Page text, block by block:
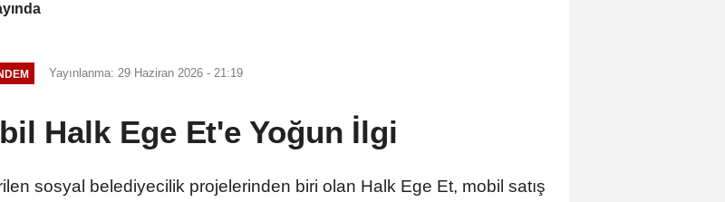
Yayınlanma: 29 Haziran 2026 - 21:19
Halk Ege Et'e Yoğun İlgi
sosyal belediyecilik projelerinden biri olan Halk Ege Et, mobil satış